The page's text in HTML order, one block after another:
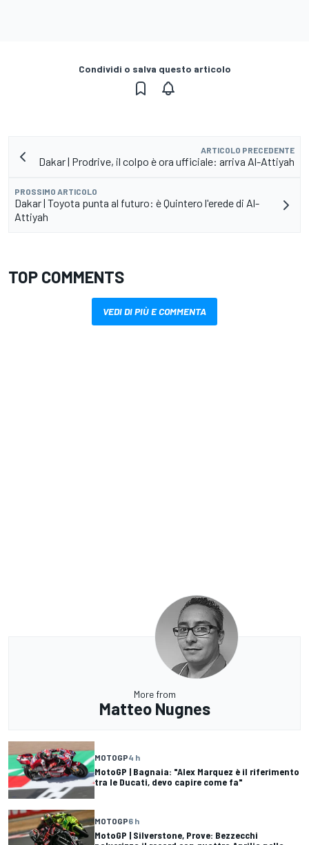
Condividi o salva questo articolo
ARTICOLO PRECEDENTE
Dakar | Prodrive, il colpo è ora ufficiale: arriva Al-Attiyah
PROSSIMO ARTICOLO
Dakar | Toyota punta al futuro: è Quintero l'erede di Al-
Attiyah
TOP COMMENTS
VEDI DI PIÙ E COMMENTA
More from
Matteo Nugnes
MOTOGP4 h
MotoGP | Bagnaia: "Alex Marquez è il riferimento
tra le Ducati, devo capire come fa"
MOTOGP6 h
MotoGP | Silverstone, Prove: Bezzecchi